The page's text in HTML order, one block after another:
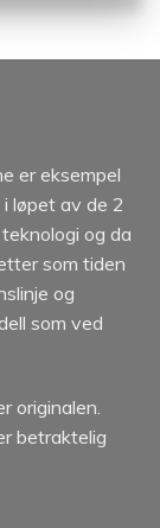
er eksempel
løpet av de 2
og da
som tiden
og
som ved
originalen.
betraktelig